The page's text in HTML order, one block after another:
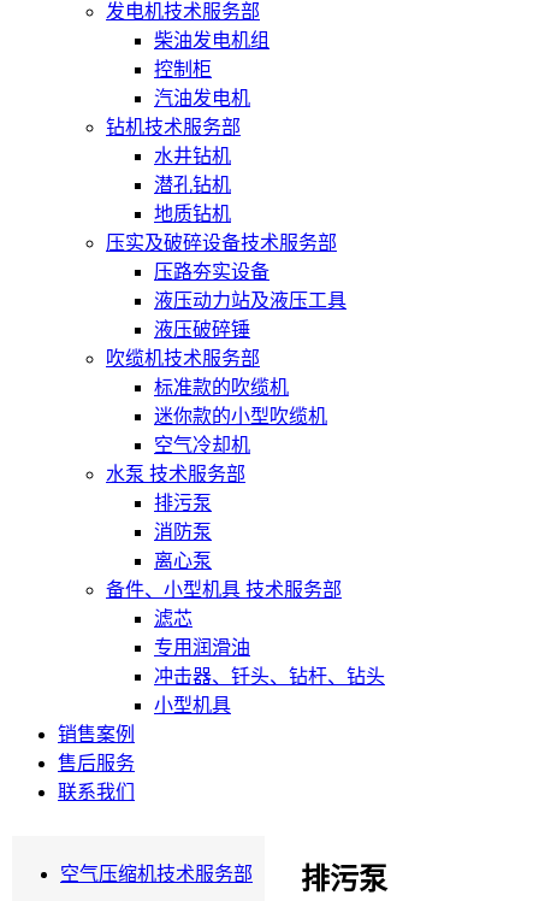
发电机技术服务部
柴油发电机组
控制柜
汽油发电机
钻机技术服务部
水井钻机
潜孔钻机
地质钻机
压实及破碎设备技术服务部
压路夯实设备
液压动力站及液压工具
液压破碎锤
吹缆机技术服务部
标准款的吹缆机
迷你款的小型吹缆机
空气冷却机
水泵 技术服务部
排污泵
消防泵
离心泵
备件、小型机具 技术服务部
滤芯
专用润滑油
冲击器、钎头、钻杆、钻头
小型机具
销售案例
售后服务
联系我们
空气压缩机技术服务部
排污泵